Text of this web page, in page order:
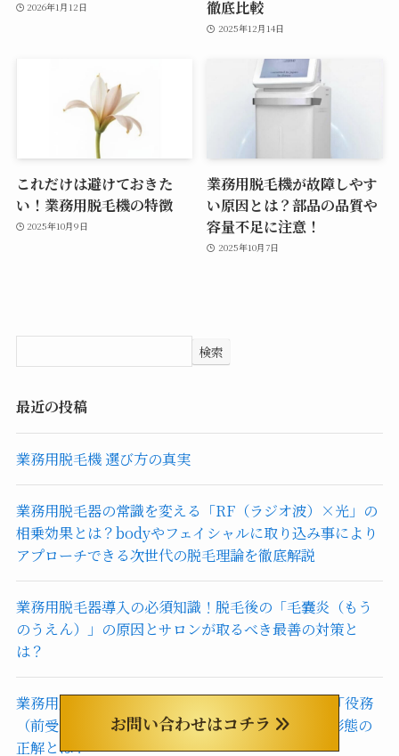
2026年1月12日
徹底比較
2025年12月14日
これだけは避けておきた
い！業務用脱毛機の特徴
2025年10月9日
業務用脱毛機が故障しやす
い原因とは？部品の品質や
容量不足に注意！
2025年10月7日
検索
最近の投稿
業務用脱毛機 選び方の真実
業務用脱毛器の常識を変える「RF（ラジオ波）×光」の
相乗効果とは？bodyやフェイシャルに取り込み事により
アプローチできる次世代の脱毛理論を徹底解説
業務用脱毛器導入の必須知識！脱毛後の「毛嚢炎（もう
のうえん）」の原因とサロンが取るべき最善の対策と
は？
業務用脱毛器の導入前に知るべき「都度払い」vs「役務
（前受金）」徹底比較！経営を安定させる支払い形態の
正解とは？
お問い合わせはコチラ